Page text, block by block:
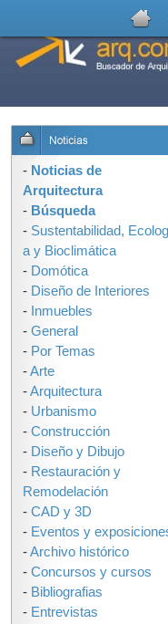
- Noticias de
Arquitectura
- Búsqueda
- Sustentabilidad,
a y Bioclimática
- Domótica
- Diseño de Interiores
- Inmuebles
- General
- Por Temas
-Arte
-Arquitectura
- Urbanismo
- Construcción
- Diseño y Dibujo
- Restauración y
Remodelación
- CAD y 3D
- Eventos y
-Archivo histórico
- Concursos y cursos
- Bibliografias
- Entrevistas